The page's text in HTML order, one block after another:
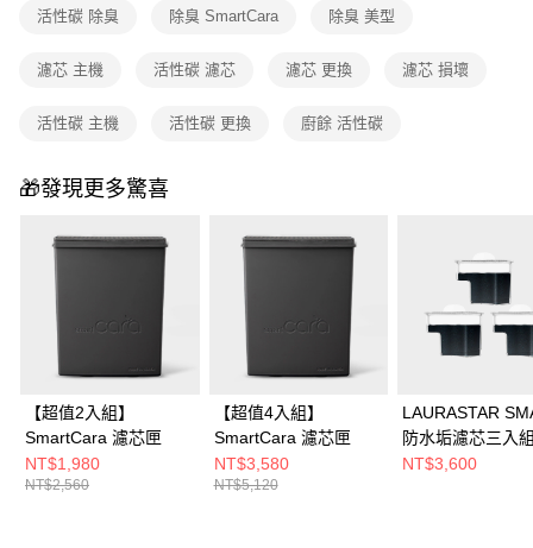
宅配
每筆NT$100，滿NT$999(含以上)免運費
免運費
活性碳 除臭 除臭 SmartCara 除臭 美型
濾芯 主機 活性碳 濾芯 濾芯 更換 濾芯 損壞
活性碳 主機 活性碳 更換 廚餘 活性碳
🎁發現更多驚喜
【超值2入組】
SmartCara 濾芯匣
NT$1,980
NT$2,560
【超值4入組】
SmartCara 濾芯匣
NT$3,580
NT$5,120
LAURASTAR
防水垢濾芯三入
NT$3,600